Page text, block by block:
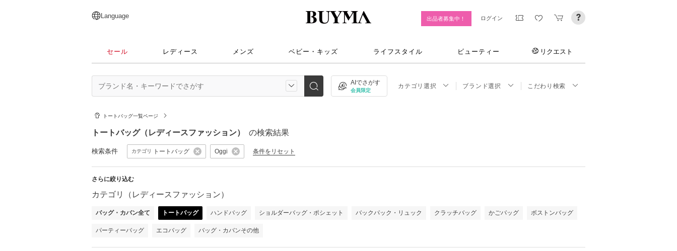
日本語
English
简体中文
繁體中文
Language 出品者募集中！ ログイン
セール レディース メンズ ベビー・キッズ ライフスタイル ビューティー リクエスト
AIでさがす
会員限定
カテゴリ選択 ブランド選択 こだわり検索
トートバッグ一覧ページ
トートバッグ（レディースファッション） の検索結果
検索条件 カテゴリ トートバッグ Oggi 条件をリセット
さらに絞り込む
カテゴリ（レディースファッション）
バッグ・カバン全て トートバッグ ハンドバッグ ショルダーバッグ・ポシェット バックパック・リュック クラッチバッグ かごバッグ ボストンバッグ
パーティーバッグ エコバッグ バッグ・カバンその他